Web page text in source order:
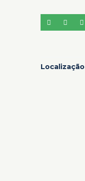
Localização